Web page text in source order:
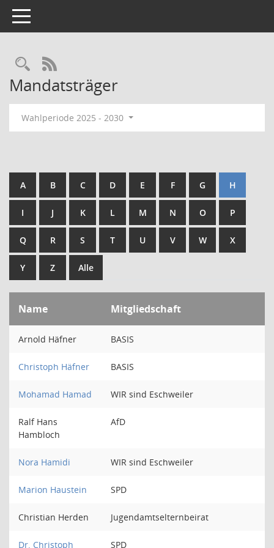
Toggle navigation
Rechercheauswahl
RSS-Feed
Mandatsträger
Wahlperiode 2025 - 2030
A B C D E F G H
I J K L M N O P
Q R S T U V W X
Y Z Alle
Name Mitgliedschaft
Arnold Häfner BASIS
Christoph Häfner BASIS
Mohamad Hamad WIR sind Eschweiler
Ralf Hans
Hambloch
AfD
Nora Hamidi WIR sind Eschweiler
Marion Haustein SPD
Christian Herden Jugendamtselternbeirat
Dr. Christoph SPD